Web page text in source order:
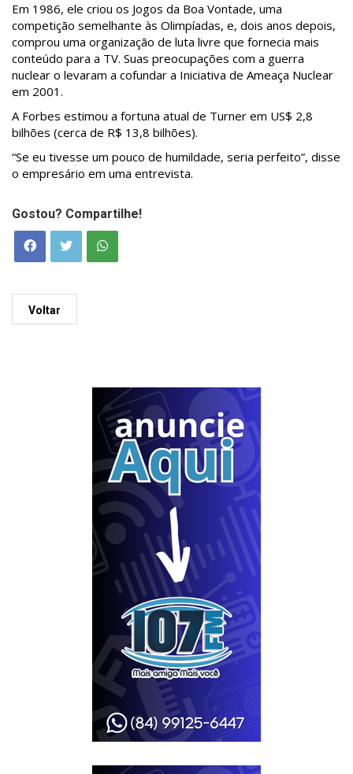
Em 1986, ele criou os Jogos da Boa Vontade, uma
competição semelhante às Olimpíadas, e, dois anos depois,
comprou uma organização de luta livre que fornecia mais
conteúdo para a TV. Suas preocupações com a guerra
nuclear o levaram a cofundar a Iniciativa de Ameaça Nuclear
em 2001.
A Forbes estimou a fortuna atual de Turner em US$ 2,8
bilhões (cerca de R$ 13,8 bilhões).
“Se eu tivesse um pouco de humildade, seria perfeito”, disse
o empresário em uma entrevista.
Gostou? Compartilhe!
Voltar